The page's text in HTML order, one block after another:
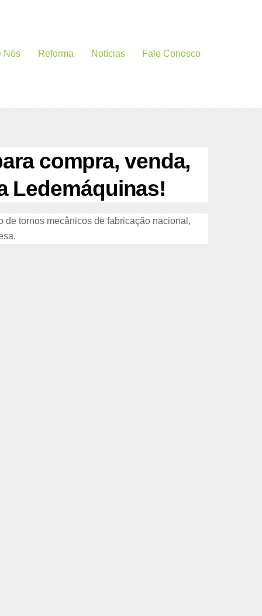
Nós Reforma Notícias Fale Conosco
compra, venda,
Ledemáquinas!
tornos mecânicos de fabricação nacional,